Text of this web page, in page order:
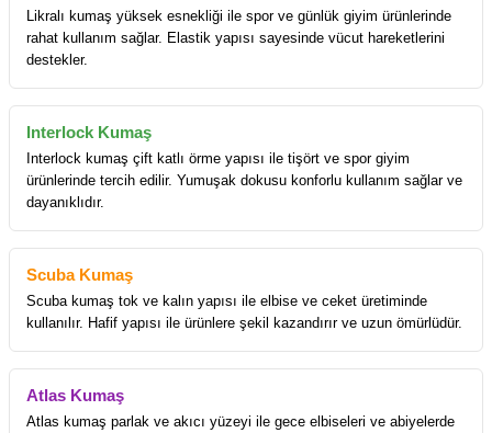
Likralı kumaş yüksek esnekliği ile spor ve günlük giyim ürünlerinde
rahat kullanım sağlar. Elastik yapısı sayesinde vücut hareketlerini
destekler.
Interlock Kumaş
Interlock kumaş çift katlı örme yapısı ile tişört ve spor giyim
ürünlerinde tercih edilir. Yumuşak dokusu konforlu kullanım sağlar ve
dayanıklıdır.
Scuba Kumaş
Scuba kumaş tok ve kalın yapısı ile elbise ve ceket üretiminde
kullanılır. Hafif yapısı ile ürünlere şekil kazandırır ve uzun ömürlüdür.
Atlas Kumaş
Atlas kumaş parlak ve akıcı yüzeyi ile gece elbiseleri ve abiyelerde